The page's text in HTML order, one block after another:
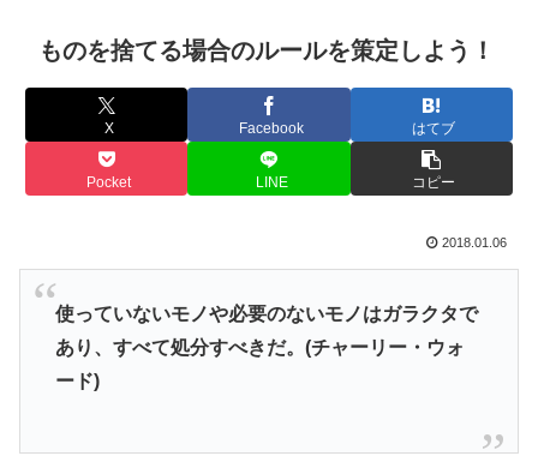
ものを捨てる場合のルールを策定しよう！
X Facebook はてブ
Pocket LINE コピー
2018.01.06
使っていないモノや必要のないモノはガラクタで
あり、すべて処分すべきだ。(チャーリー・ウォ
ード)